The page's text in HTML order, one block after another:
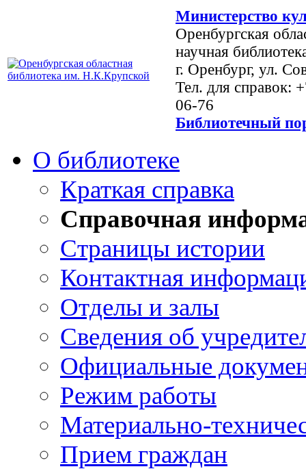
Министерство
Оренбургская
научная
г. Оренбург, ул.
Тел. для справок:
06-76
Библиотечный
О библиотеке
Краткая справка
Справочная
Страницы истории
Контактная
Отделы и залы
Сведения об
Официальные
Режим работы
Материально-
Прием граждан